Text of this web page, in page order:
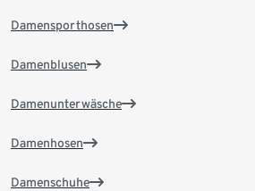
Damensporthosen
Damenblusen
Damenunterwäsche
Damenhosen
Damenschuhe